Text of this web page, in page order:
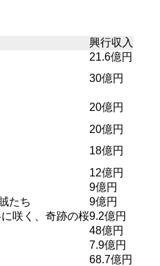
興行収入
21.6億円
30億円
20億円
20億円
18億円
12億円
9億円
たち
9億円
咲く、奇跡の桜9.2億円
48億円
7.9億円
68.7億円